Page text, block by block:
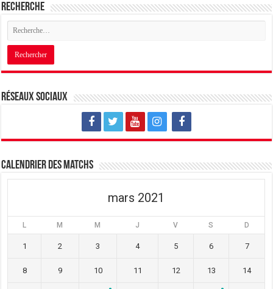
Recherche
Réseaux sociaux
Calendrier des matchs
mars 2021
L M M J V S D
1 2 3 4 5 6 7
8 9 10 11 12 13 14